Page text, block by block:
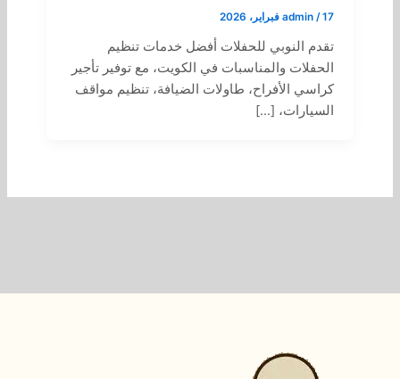
admin /17 فبراير، 2026
تقدم النوبي للحفلات أفضل خدمات تنظيم
الحفلات والمناسبات في الكويت، مع توفير تأجير
كراسي الأفراح، طاولات الضيافة، تنظيم مواقف
السيارات، […]